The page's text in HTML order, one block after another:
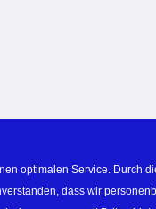
optimalen Service. Durch
dass wir